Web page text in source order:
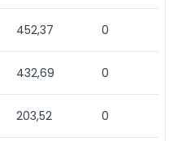
452,37 0
432,69 0
203,52 0